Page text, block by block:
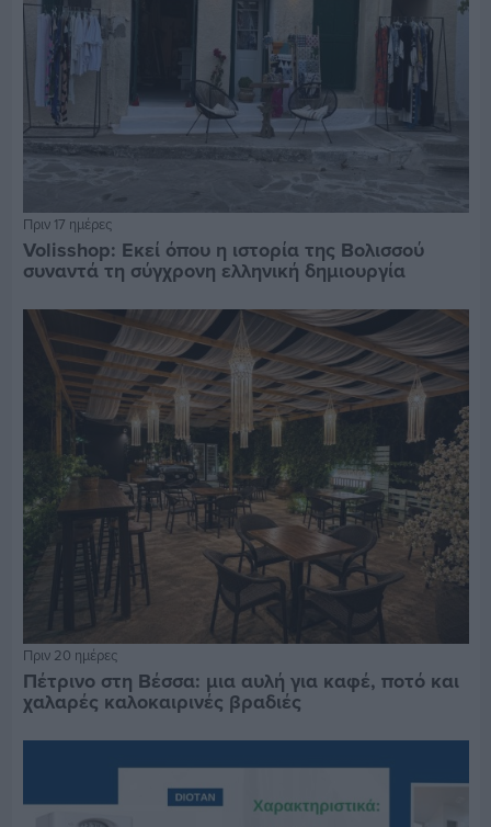
Πριν 17 ημέρες
Volisshop: Εκεί όπου η ιστορία της Βολισσού
συναντά τη σύγχρονη ελληνική δημιουργία
Πριν 20 ημέρες
Πέτρινο στη Βέσσα: μια αυλή για καφέ, ποτό και
χαλαρές καλοκαιρινές βραδιές